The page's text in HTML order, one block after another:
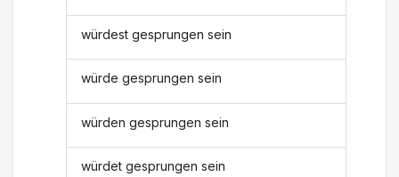
würdest gesprungen sein
würde gesprungen sein
würden gesprungen sein
würdet gesprungen sein